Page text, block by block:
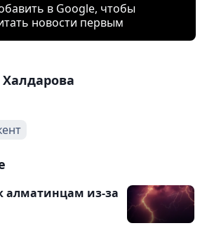
в Google, чтобы
новости первым
алматинцам из-за